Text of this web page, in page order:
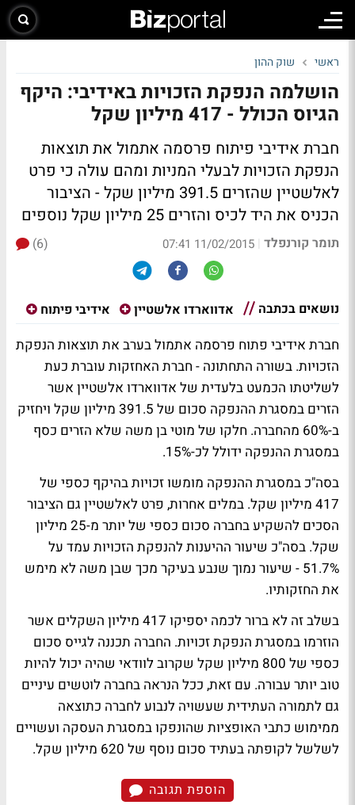
ראשי שוק ההון
הושלמה הנפקת הזכויות באידיבי: היקף
הגיוס הכולל - 417 מיליון שקל
חברת אידיבי פיתוח פרסמה אתמול את תוצאות
הנפקת הזכויות לבעלי המניות ומהם עולה כי פרט
לאלשטיין שהזרים 391.5 מיליון שקל - הציבור
הכניס את היד לכיס והזרים 25 מיליון שקל נוספים
תומר קורנפלד |
11/02/2015 07:41
(6)
נושאים בכתבה אדווארדו אלשטיין אידיבי פיתוח
חברת אידיבי פתוח פרסמה אתמול בערב את תוצאות הנפקת
הזכויות. בשורה התחתונה - חברת האחזקות עוברת כעת
לשליטתו הכמעט בלעדית של אדווארדו אלשטיין אשר
הזרים במסגרת ההנפקה סכום של 391.5 מיליון שקל ויחזיק
ב-60% מהחברה. חלקו של מוטי בן משה שלא הזרים כסף
במסגרת ההנפקה ידולל לכ-15%.
בסה"כ במסגרת ההנפקה מומשו זכויות בהיקף כספי של
417 מיליון שקל. במלים אחרות, פרט לאלשטיין גם הציבור
הסכים להשקיע בחברה סכום כספי של יותר מ-25 מיליון
שקל. בסה"כ שיעור ההיענות להנפקת הזכויות עמד על
51.7% - שיעור נמוך שנבע בעיקר מכך שבן משה לא מימש
את החזקותיו.
בשלב זה לא ברור לכמה יספיקו 417 מיליון השקלים אשר
הוזרמו במסגרת הנפקת זכויות. החברה תכננה לגייס סכום
כספי של 800 מיליון שקל שקרוב לוודאי שהיה יכול להיות
טוב יותר עבורה. עם זאת, ככל הנראה בחברה לוטשים עיניים
גם לתמורה העתידית שעשויה לנבוע לחברה כתוצאה
ממימוש כתבי האופציות שהונפקו במסגרת העסקה ועשויים
לשלשל לקופתה בעתיד סכום נוסף של 620 מיליון שקל.
הוספת תגובה